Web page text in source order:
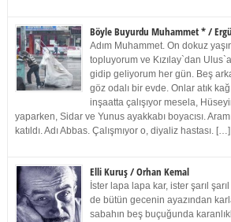
Böyle Buyurdu Muhammet * /
Adım Muhammet. On dokuz
topluyorum ve Kızılay`dan
gidip geliyorum her gün. Beş
göz odalı bir evde. Onlar atık
inşaatta çalışıyor mesela,
yaparken, Sidar ve Yunus ayakkabı boyacısı.
katıldı. Adı Abbas. Çalışmıyor o, diyaliz hastası. […]
Elli Kuruş / Orhan Kemal
İster lapa lapa kar, ister şarıl
de bütün gecenin ayazından
sabahın beş buçuğunda